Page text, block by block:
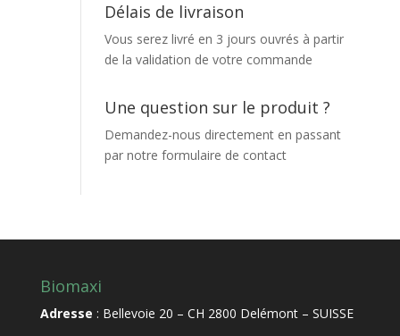
Délais de livraison
Vous serez livré en 3 jours ouvrés à partir
de la validation de votre commande
Une question sur le produit ?
Demandez-nous directement en passant
par notre formulaire de contact
Biomaxi
Adresse : Bellevoie 20 – CH 2800 Delémont – SUISSE